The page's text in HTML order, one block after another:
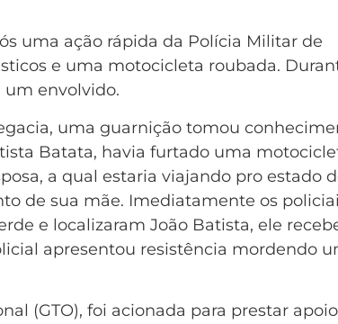
uma ação rápida da Polícia Militar de
e uma motocicleta roubada.
um envolvido.
uma guarnição tomou
Batata, havia furtado uma
a qual estaria viajando pro estado
de sua mãe. Imediatamente os
e localizaram João Batista, ele
apresentou resistência mordendo
(GTO), foi acionada para prestar